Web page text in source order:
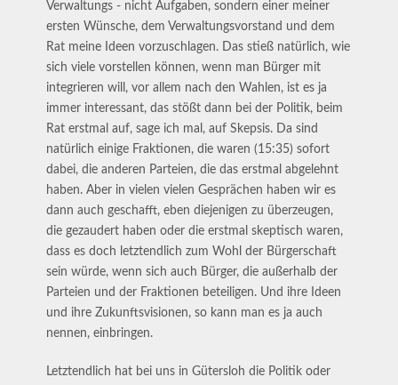
Verwaltungs - nicht Aufgaben, sondern einer meiner
ersten Wünsche, dem Verwaltungsvorstand und dem
Rat meine Ideen vorzuschlagen. Das stieß natürlich, wie
sich viele vorstellen können, wenn man Bürger mit
integrieren will, vor allem nach den Wahlen, ist es ja
immer interessant, das stößt dann bei der Politik, beim
Rat erstmal auf, sage ich mal, auf Skepsis. Da sind
natürlich einige Fraktionen, die waren (15:35) sofort
dabei, die anderen Parteien, die das erstmal abgelehnt
haben. Aber in vielen vielen Gesprächen haben wir es
dann auch geschafft, eben diejenigen zu überzeugen,
die gezaudert haben oder die erstmal skeptisch waren,
dass es doch letztendlich zum Wohl der Bürgerschaft
sein würde, wenn sich auch Bürger, die außerhalb der
Parteien und der Fraktionen beteiligen. Und ihre Ideen
und ihre Zukunftsvisionen, so kann man es ja auch
nennen, einbringen.
Letztendlich hat bei uns in Gütersloh die Politik oder